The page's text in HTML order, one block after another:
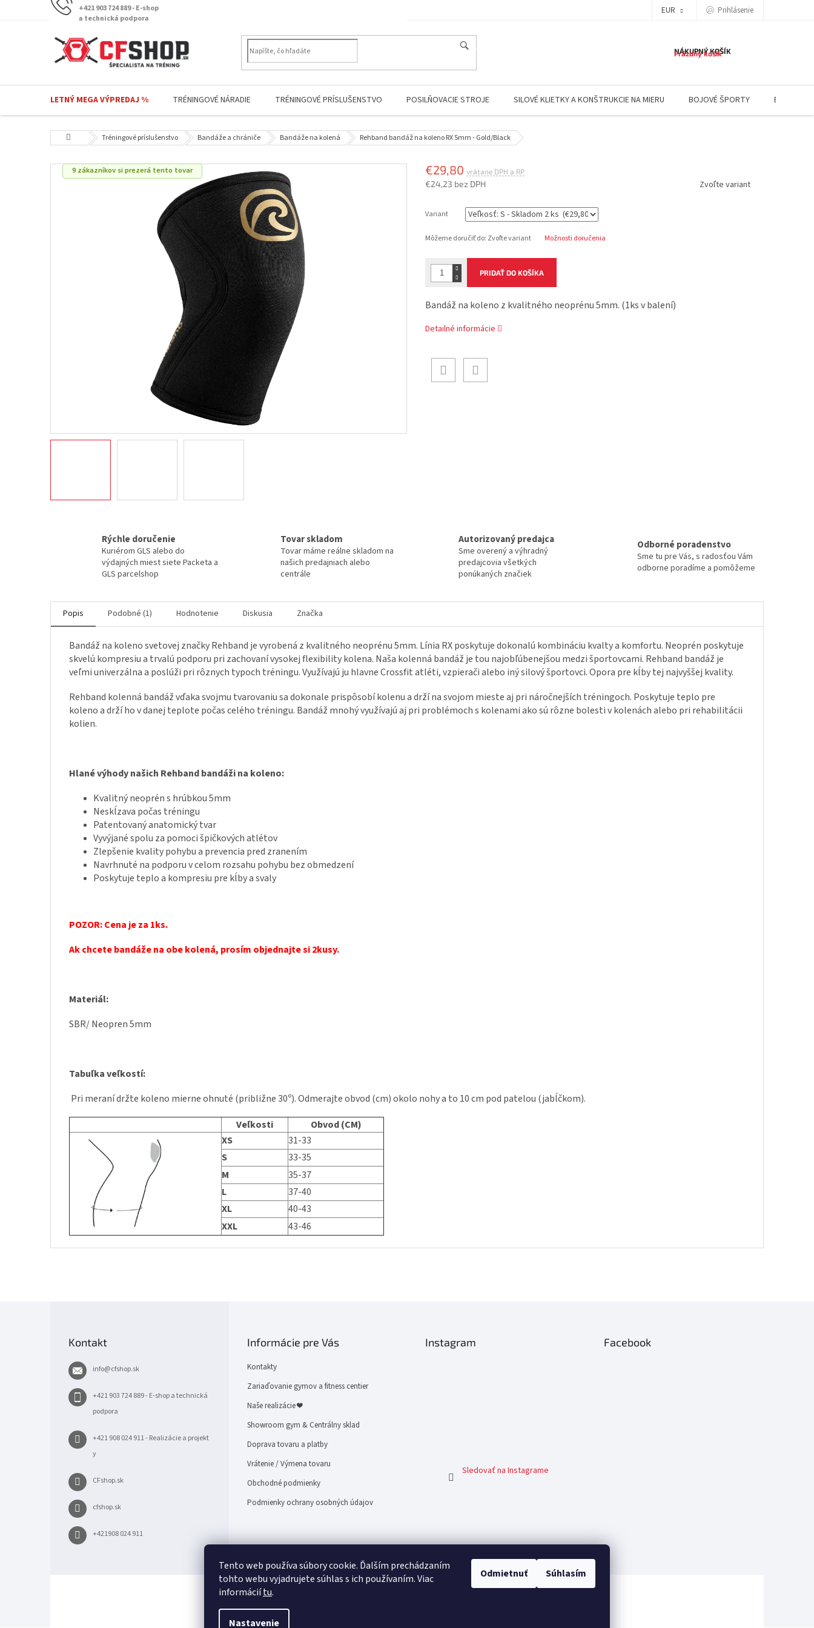
Tento web používa súbory cookie. Ďalším prechádzaním
tohto webu vyjadrujete súhlas s ich používaním. Viac
informáciítu.
Nastavenie
Odmietnuť Súhlasím
+421 903 724 889 - E-shop
a technická podpora
EUR Prihlásenie
NÁKUPNÝ KOŠÍK
Prázdny košík
LETNÝ MEGA VÝPREDAJ % TRÉNINGOVÉ NÁRADIE TRÉNINGOVÉ PRÍSLUŠENSTVO POSILŇOVACIE STROJE SILOVÉ KLIETKY A KONŠTRUKCIE NA MIERU BOJOVÉ ŠPORTY BLOG
DomovTréningové príslušenstvo Bandáže a chrániče Bandáže na kolená Rehband bandáž na koleno RX 5mm - Gold/Black
€29,80
€24,23 bez DPH
cena:
Zvoľte variant
Variant
Môžeme doručiť do: Zvoľte variant Možnosti doručenia
PRIDAŤ DO KOŠÍKA
Bandáž na koleno z kvalitného neoprénu 5mm. (1ks v balení)
Detailné informácie
Rýchle doručenie
Kuriérom GLS alebo do
výdajných miest siete Packeta a
GLS parcelshop
Tovar skladom
Tovar máme reálne skladom na
našich predajniach alebo
centrále
Autorizovaný predajca
Sme overený a výhradný
predajcovia všetkých
ponúkaných značiek
Odborné poradenstvo
Sme tu pre Vás, s radosťou Vám
odborne poradíme a pomôžeme
Popis Podobné (1) Hodnotenie Diskusia Značka
Bandáž na koleno svetovej značky Rehband je vyrobená z kvalitného neoprénu 5mm. Línia RX poskytuje dokonalú kombináciu kvalty a komfortu. Neoprén poskytuje
skvelú kompresiu a trvalú podporu pri zachovaní vysokej flexibility kolena. Naša kolenná bandáž je tou najobľúbenejšou medzi športovcami. Rehband bandáž je
veľmi univerzálna a poslúži pri rôznych typoch tréningu. Využívajú ju hlavne Crossfit atléti, vzpierači alebo iný silový športovci. Opora pre kĺby tej najvyššej kvality.
Rehband kolenná bandáž vďaka svojmu tvarovaniu sa dokonale prispôsobí kolenu a drží na svojom mieste aj pri náročnejších tréningoch. Poskytuje teplo pre
koleno a drží ho v danej teplote počas celého tréningu. Bandáž mnohý využívajú aj pri problémoch s kolenami ako sú rôzne bolesti v kolenách alebo pri rehabilitácii
kolien.
Hlané výhody našich Rehband bandáži na koleno:
Kvalitný neoprén s hrúbkou 5mm
Neskĺzava počas tréningu
Patentovaný anatomický tvar
Vyvýjané spolu za pomoci špičkových atlétov
Zlepšenie kvality pohybu a prevencia pred zranením
Navrhnuté na podporu v celom rozsahu pohybu bez obmedzení
Poskytuje teplo a kompresiu pre kĺby a svaly
POZOR: Cena je za 1ks.
Ak chcete bandáže na obe kolená, prosím objednajte si 2kusy.
Materiál:
SBR/ Neopren 5mm
Tabuľka veľkostí:
Pri meraní držte koleno mierne ohnuté (približne 30º). Odmerajte obvod (cm) okolo nohy a to 10 cm pod patelou (jabĺčkom).
Veľkosti
Obvod (CM)
XS
31-33
S
33-35
M
35-37
L
37-40
XL
40-43
XXL
43-46
Kontakt
info@cfshop.sk
+421 903 724 889 - E-shop a technická
podpora
+421 908 024 911 - Realizácie a projekt
y
CFshop.sk
cfshop.sk
+421908 024 911
Informácie pre Vás
Kontakty
Zariaďovanie gymov a fitness centier
Naše realizácie ❤
Showroom gym & Centrálny sklad
Doprava tovaru a platby
Vrátenie / Výmena tovaru
Obchodné podmienky
Podmienky ochrany osobných údajov
Instagram
Sledovať na Instagrame
Facebook